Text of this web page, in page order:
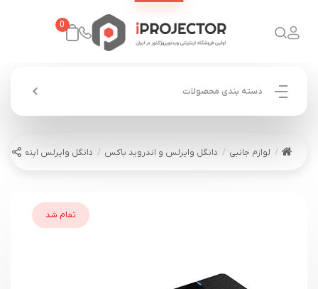
0
دسته بندی محصولات
لوازم جانبی دانگل وایرلس و اندروید باکس دانگل وایرلس اپتما Optoma UHDCast Pro
تمام شد